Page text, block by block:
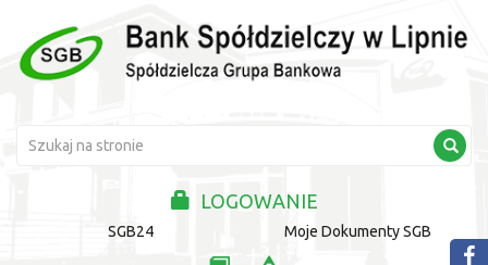
LOGOWANIE
SGB24 Moje Dokumenty SGB